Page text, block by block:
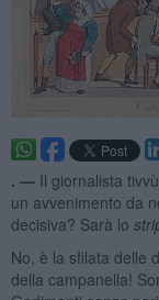
. — Il giornalista
un avvenimento da
decisiva? Sarà lo
No, è la sfilata delle
della campanella!